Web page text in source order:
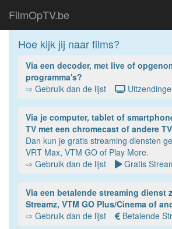
FilmOpTV.be
Hoe kijk jij naar films?
Via een decoder, met live of
programma's?
⇨ Gebruik dan de lijst
Via je computer, tablet of smartphone? Of
TV met een chromecast of andere
Dan kun je gratis streaming diensten
VRT Max, VTM GO of Play More.
⇨ Gebruik dan de lijst
Gratis
Via een betalende streaming dienst
Streamz, VTM GO Plus/Cinema of
⇨ Gebruik dan de lijst
Betalende